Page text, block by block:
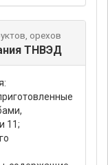
орехов
ТНВЭД
11;